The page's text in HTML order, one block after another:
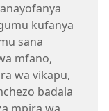
kufanya
sana
mfano,
wa vikapu,
badala